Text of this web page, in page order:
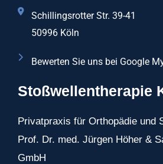
Schillingsrotter Str. 39-41
50996 Köln
Bewerten Sie uns bei Google
Stoßwellentherapie
Privatpraxis für Orthopädie und
Prof. Dr. med. Jürgen Höher &
GmbH